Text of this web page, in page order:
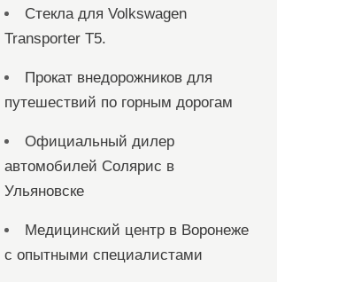
Стекла для Volkswagen
Transporter T5.
Прокат внедорожников для
путешествий по горным дорогам
Официальный дилер
автомобилей Солярис в
Ульяновске
Медицинский центр в Воронеже
с опытными специалистами